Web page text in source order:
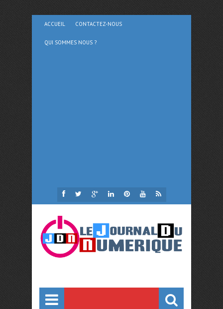
ACCUEIL CONTACTEZ-NOUS
QUI SOMMES NOUS ?